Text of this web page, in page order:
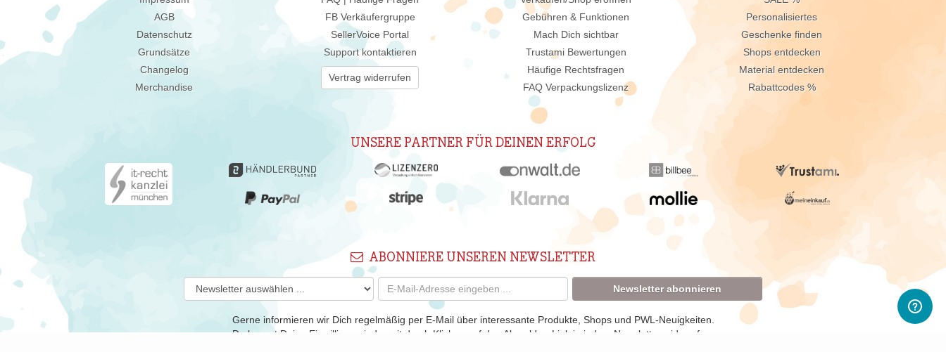
AGB
Datenschutz
Grundsätze
Changelog
Merchandise
FB Verkäufergruppe
SellerVoice Portal
Support kontaktieren
Vertrag widerrufen
Gebühren & Funktionen
Mach Dich sichtbar
Trustami Bewertungen
Häufige Rechtsfragen
FAQ Verpackungslizenz
Personalisiertes
Geschenke finden
Shops entdecken
Material entdecken
Rabattcodes %
UNSERE PARTNER FÜR DEINEN ERFOLG
ABONNIERE UNSEREN NEWSLETTER
Newsletter abonnieren
Gerne informieren wir Dich regelmäßig per E-Mail über interessante Produkte, Shops und PWL-Neuigkeiten.
Du kannst Deine Einwilligung jederzeit durch Klicken auf den Abmelden-Link in jedem Newsletter widerrufen.